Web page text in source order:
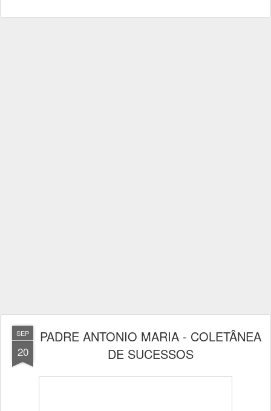
SEP
20
PADRE ANTONIO MARIA - COLETÂNEA
DE SUCESSOS